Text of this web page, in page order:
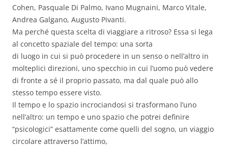
Cohen, Pasquale Di Palmo, Ivano Mugnaini, Marco Vitale,
Andrea Galgano, Augusto Pivanti.
Ma perché questa scelta di viaggiare a ritroso? Essa si lega
al concetto spaziale del tempo: una sorta
di luogo in cui si può procedere in un senso o nell’altro in
molteplici direzioni, uno specchio in cui l’uomo può vedere
di fronte a sé il proprio passato, ma dal quale può allo
stesso tempo essere visto.
Il tempo e lo spazio incrociandosi si trasformano l’uno
nell’altro: un tempo e uno spazio che potrei definire
“psicologici” esattamente come quelli del sogno, un viaggio
circolare attraverso l’attimo,